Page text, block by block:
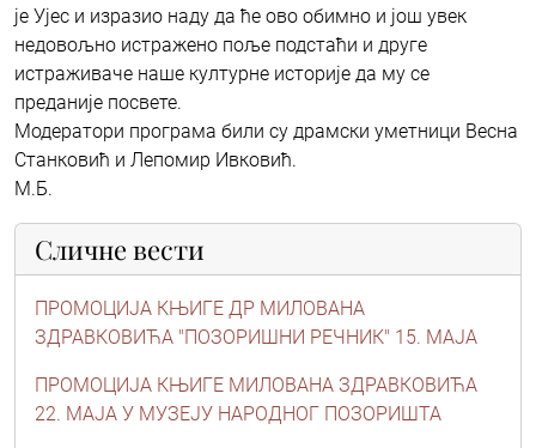
је Ујес и изразио наду да ће ово обимно и још увек
недовољно истражено поље подстаћи и друге
истраживаче наше културне историје да му се
преданије посвете.
Модератори програма били су драмски уметници Весна
Станковић и Лепомир Ивковић.
М.Б.
Сличне вести
ПРОМОЦИЈА КЊИГЕ ДР МИЛОВАНА
ЗДРАВКОВИЋА "ПОЗОРИШНИ РЕЧНИК" 15. МАЈА
ПРОМОЦИЈА КЊИГЕ МИЛОВАНА ЗДРАВКОВИЋА
22. МАЈА У МУЗЕЈУ НАРОДНОГ ПОЗОРИШТА